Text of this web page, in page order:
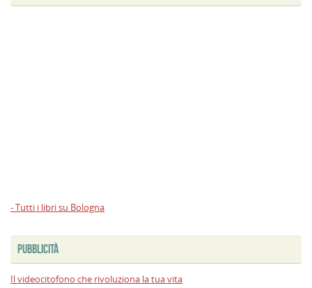
- Tutti i libri su Bologna
PUBBLICITÀ
Il videocitofono che rivoluziona la tua vita